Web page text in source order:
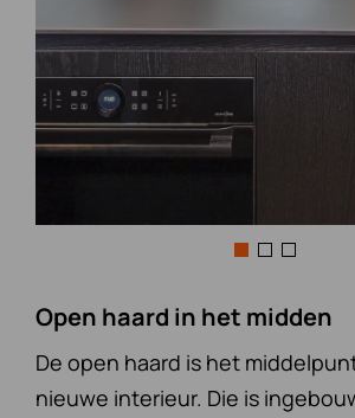
Open haard in het midden
De open haard is het
nieuwe interieur. Die is